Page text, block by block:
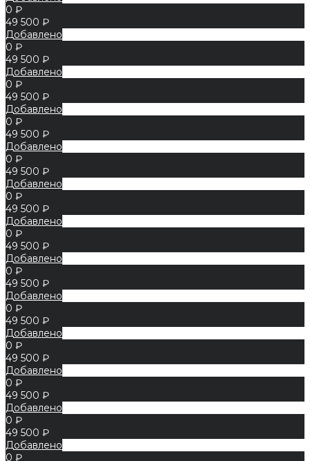
0 ₽
49 500 ₽
Добавлено
0 ₽
49 500 ₽
Добавлено
0 ₽
49 500 ₽
Добавлено
0 ₽
49 500 ₽
Добавлено
0 ₽
49 500 ₽
Добавлено
0 ₽
49 500 ₽
Добавлено
0 ₽
49 500 ₽
Добавлено
0 ₽
49 500 ₽
Добавлено
0 ₽
49 500 ₽
Добавлено
0 ₽
49 500 ₽
Добавлено
0 ₽
49 500 ₽
Добавлено
0 ₽
49 500 ₽
Добавлено
0 ₽